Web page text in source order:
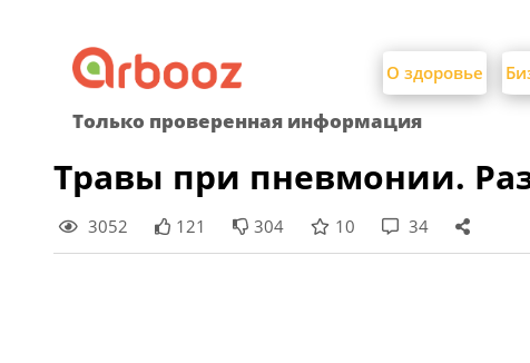
content
О здоровье
Только проверенная информация
Травы при пневмонии.
3052 121 304 10 34